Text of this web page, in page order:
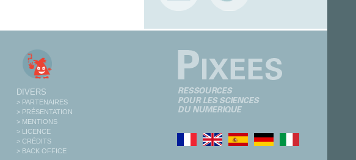
DIVERS
> PARTENAIRES
> PRÉSENTATION
> MENTIONS
> LICENCE
> CRÉDITS
> BACK OFFICE